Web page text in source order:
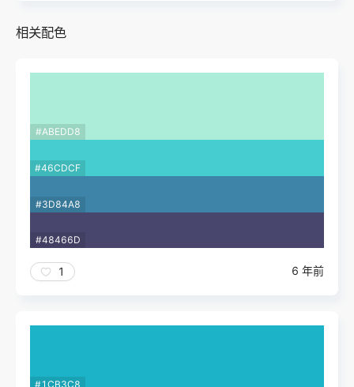
相关配色
#ABEDD8
#46CDCF
#3D84A8
#48466D
1 6 年前
#1CB3C8